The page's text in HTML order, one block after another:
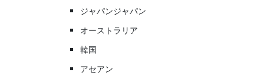
ジャパンジャパン
オーストラリア
韓国
アセアン